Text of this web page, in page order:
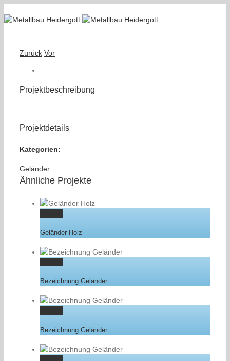
Zurück Vor
Projektbeschreibung
Projektdetails
Kategorien:
Geländer
Ähnliche Projekte
Geländer Holz
Bezeichnung Geländer
Bezeichnung Geländer